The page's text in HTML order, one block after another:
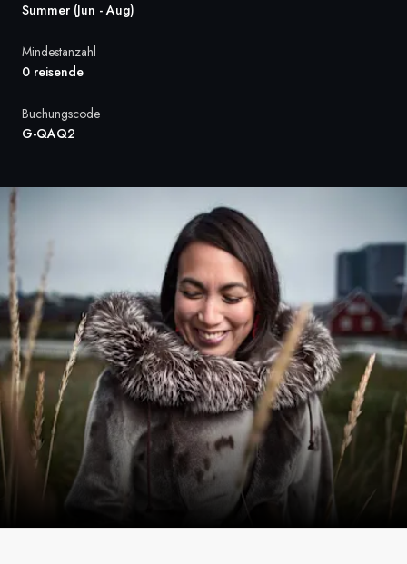
Dänemark
Norwegen
Summer (Jun - Aug)
Mindestanzahl
0 reisende
Buchungscode
G-QAQ2